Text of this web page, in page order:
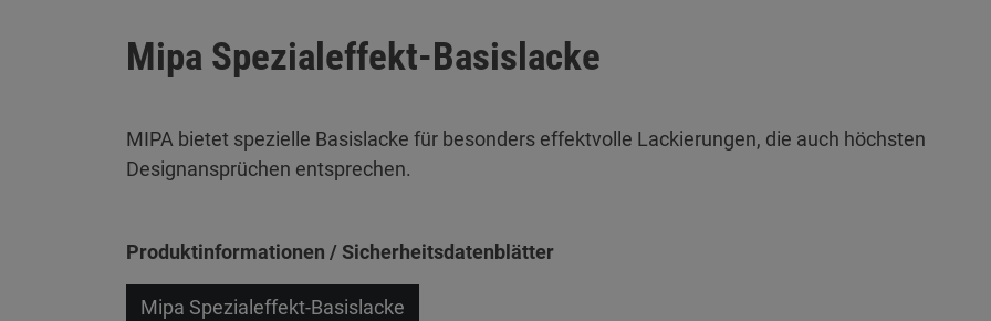
Mipa Spezialeffekt-Basislacke
MIPA bietet spezielle Basislacke für besonders effektvolle Lackierungen, die auch höchsten
Designansprüchen entsprechen.
Produktinformationen / Sicherheitsdatenblätter
Mipa Spezialeffekt-Basislacke